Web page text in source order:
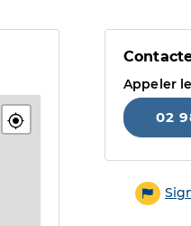
Appeler
02